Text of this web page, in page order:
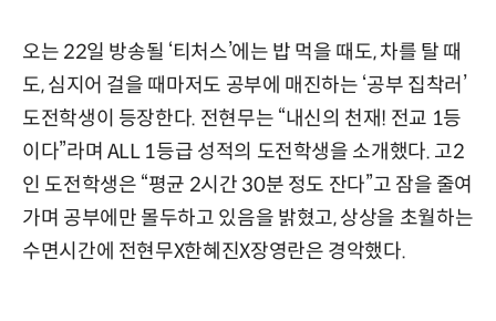
오는 22일 방송될 ‘티처스’에는 밥 먹을 때도, 차를 탈 때
도, 심지어 걸을 때마저도 공부에 매진하는 ‘공부 집착러’
도전학생이 등장한다. 전현무는 “내신의 천재! 전교 1등
이다”라며 ALL 1등급 성적의 도전학생을 소개했다. 고2
인 도전학생은 “평균 2시간 30분 정도 잔다”고 잠을 줄여
가며 공부에만 몰두하고 있음을 밝혔고, 상상을 초월하는
수면시간에 전현무X한혜진X장영란은 경악했다.